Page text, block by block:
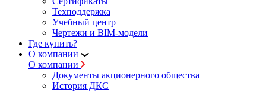
Техподдержка
Учебный центр
Чертежи и BIM-модели
Где купить?
О компании
О компании
Документы акционерного общества
История ДКС